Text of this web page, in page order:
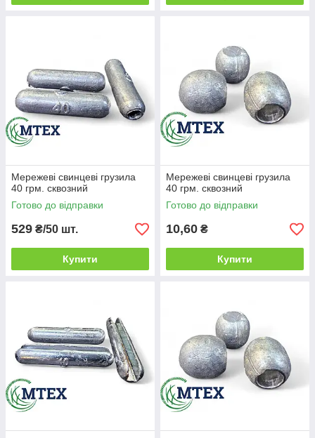
Мережеві свинцеві грузила
40 грм. сквозний
Готово до відправки
529 ₴/50 шт.
Купити
Мережеві свинцеві грузила
40 грм. сквозний
Готово до відправки
10,60 ₴
Купити